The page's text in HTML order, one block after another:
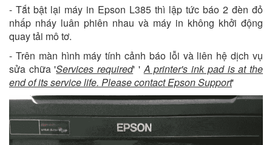
- Tắt bật lại máy in Epson L385 thì lập tức báo 2 đèn đỏ
nhấp nháy luân phiên nhau và máy in không khởi động
quay tải mô tơ.
- Trên màn hình máy tính cảnh báo lỗi và liên hệ dịch vụ
sửa chữa 'Services required' 'A printer's ink pad is at the
end of its service life. Please contact Epson Support'